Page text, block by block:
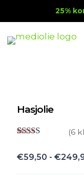
25%
Hasjolie
4.67op 5
gebaseerd
(6
€59,50 - €